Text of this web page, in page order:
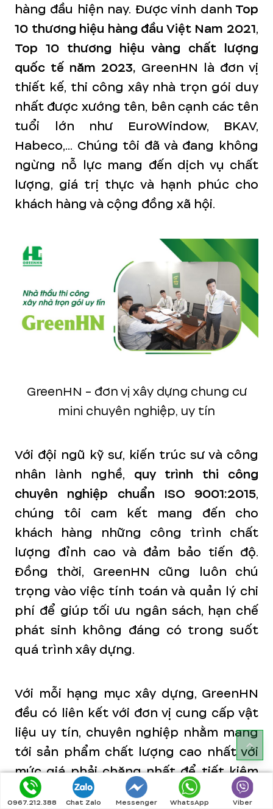
hàng đầu hiện nay. Được vinh danh Top
10 thương hiệu hàng đầu Việt Nam 2021,
Top 10 thương hiệu vàng chất lượng
quốc tế năm 2023, GreenHN là đơn vị
thiết kế, thi công xây nhà trọn gói duy
nhất được xướng tên, bên cạnh các tên
tuổi lớn như EuroWindow, BKAV,
Habeco,... Chúng tôi đã và đang không
ngừng nỗ lực mang đến dịch vụ chất
lượng, giá trị thực và hạnh phúc cho
khách hàng và cộng đồng xã hội.
GreenHN - đơn vị xây dựng chung cư
mini chuyên nghiệp, uy tín
Với đội ngũ kỹ sư, kiến trúc sư và công
nhân lành nghề, quy trình thi công
chuyên nghiệp chuẩn ISO 9001:2015,
chúng tôi cam kết mang đến cho
khách hàng những công trình chất
lượng đỉnh cao và đảm bảo tiến độ.
Đồng thời, GreenHN cũng luôn chú
trọng vào việc tính toán và quản lý chi
phí để giúp tối ưu ngân sách, hạn chế
phát sinh không đáng có trong suốt
quá trình xây dựng.
Với mỗi hạng mục xây dựng, GreenHN
đều có liên kết với đơn vị cung cấp vật
liệu uy tín, chuyên nghiệp nhằm mang
tới sản phẩm chất lượng cao nhất với
mức giá phải chăng nhất để tiết kiệm
tối đa cho khách hàng. Đặc biệt, chúng
0967.212.388 Chat Zalo Messenger WhatsApp Viber